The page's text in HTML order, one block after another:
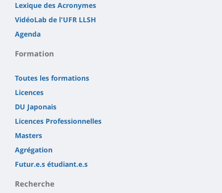
Lexique des Acronymes
VidéoLab de l'UFR LLSH
Agenda
Formation
Toutes les formations
Licences
DU Japonais
Licences Professionnelles
Masters
Agrégation
Futur.e.s étudiant.e.s
Recherche